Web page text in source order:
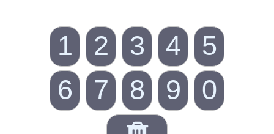
1 2 3 4
5
6
7 8 9 0